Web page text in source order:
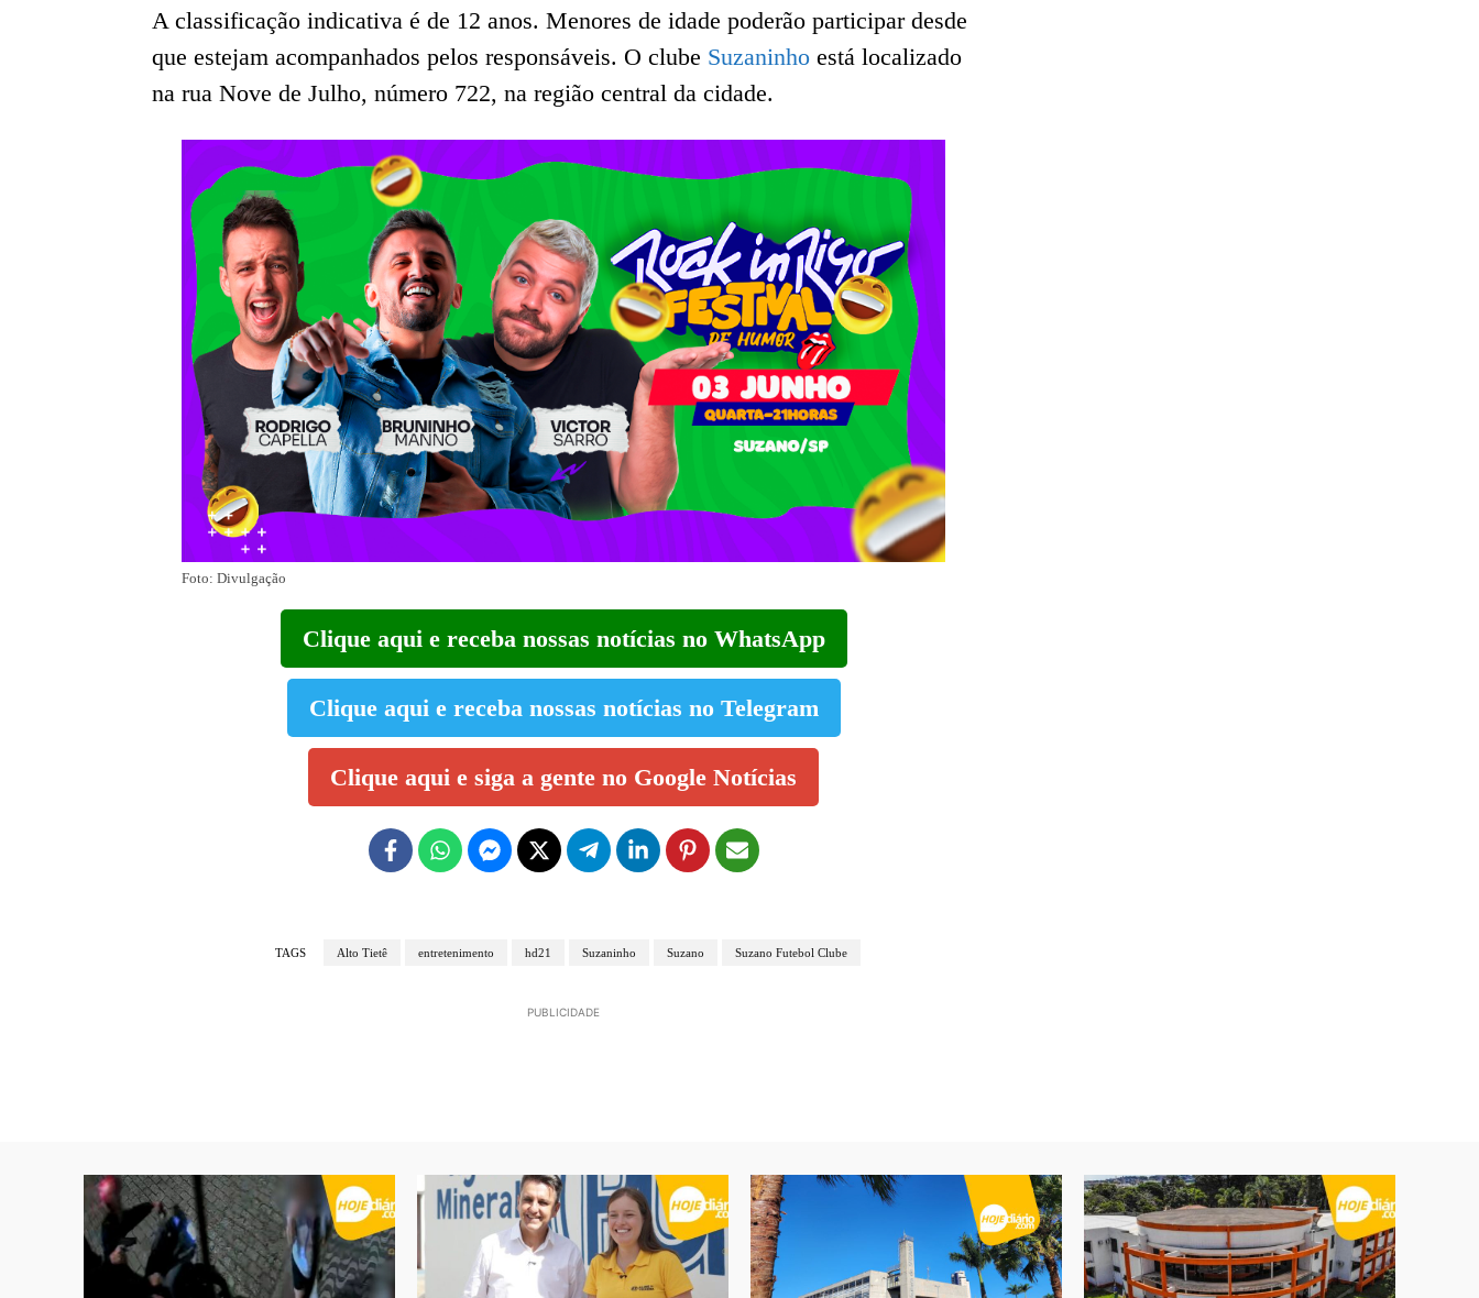
A classificação indicativa é de 12 anos. Menores de idade poderão participar desde
que estejam acompanhados pelos responsáveis. O clube Suzaninho está localizado
na rua Nove de Julho, número 722, na região central da cidade.
Foto: Divulgação
Clique aqui e receba nossas notícias no WhatsApp
Clique aqui e receba nossas notícias no Telegram
Clique aqui e siga a gente no Google Notícias
TAGS Alto Tietê entretenimento hd21 Suzaninho Suzano Suzano Futebol Clube
PUBLICIDADE